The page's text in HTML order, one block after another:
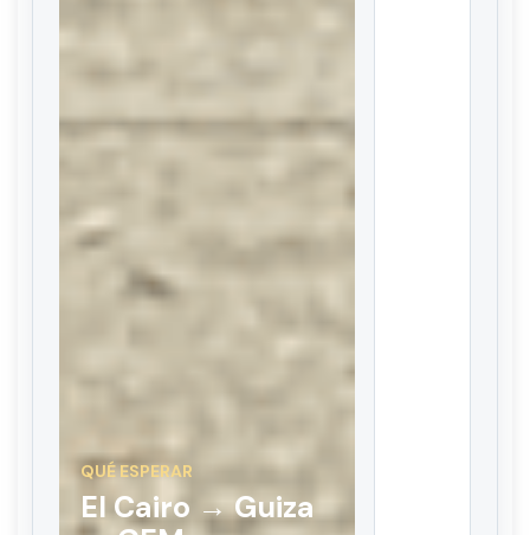
QUÉ ESPERAR
El Cairo → Guiza